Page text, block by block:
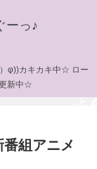
ーっ♪
φ))カキカキ中☆ ロー
新中☆
組アニメ